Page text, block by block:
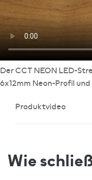
Der CCT NEON LED-
6x12mm Neon-Profil
Produktvideo
Wie